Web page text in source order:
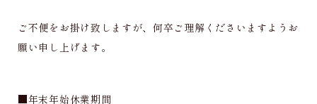
ご不便をお掛け致しますが、何卒ご理解くださいますようお
願い申し上げます。
■年末年始休業期間